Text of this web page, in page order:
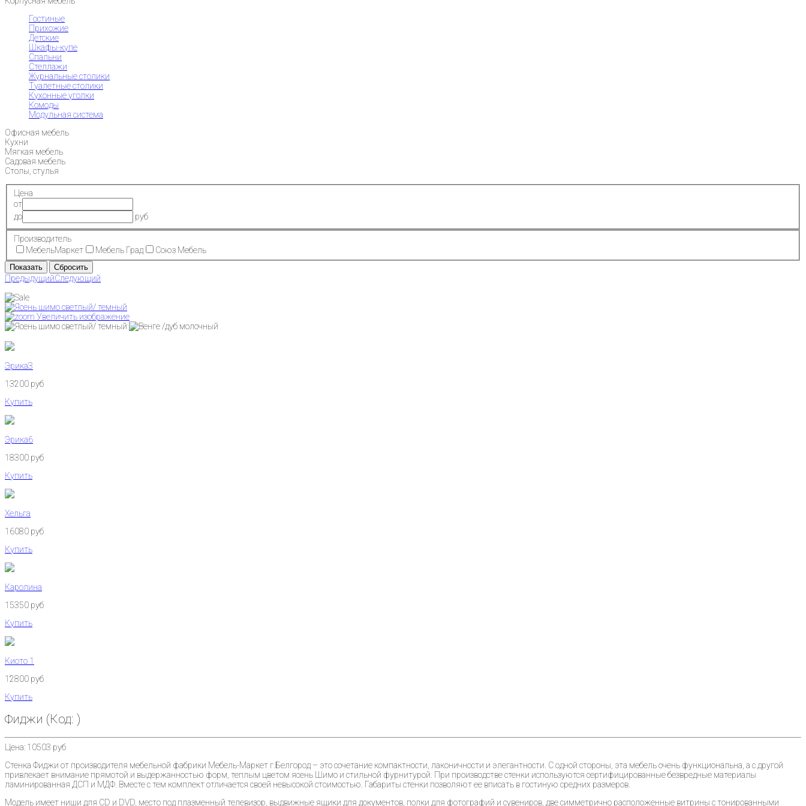
Гостиные
Прихожие
Детские
Шкафы-купе
Спальни
Стеллажи
Журнальные столики
Туалетные столики
Кухонные уголки
Комоды
Модульная система
Офисная мебель
Кухни
Мягкая мебель
Садовая мебель
Столы, стулья
Цена
от
до
руб
Производитель
МебельМаркет
Мебель Град Союз Мебель
ПредыдущийСледующий
Увеличить изображение
Эрика3
13200 руб
Купить
Эрика6
18300 руб
Купить
Хельга
16080 руб
Купить
Каролина
15350 руб
Купить
Киото 1
12800 руб
Купить
Фиджи (Код: )
Цена: 10503 руб
Стенка Фиджи от производителя мебельной фабрики Мебель-Маркет г.Белгород – это сочетание компактности, лаконичности и элегантности. С одной стороны, эта мебель очень функциональна, а с другой
привлекает внимание прямотой и выдержанностью форм, теплым цветом ясень Шимо и стильной фурнитурой. При производстве стенки используются сертифицированные безвредные материалы
ламинированная ДСП и МДФ. Вместе с тем комплект отличается своей невысокой стоимостью. Габариты стенки позволяют ее вписать в гостиную средних размеров.
Модель имеет ниши для CD и DVD, место под плазменный телевизор, выдвижные ящики для документов, полки для фотографий и сувениров, две симметрично расположенные витрины с тонированными